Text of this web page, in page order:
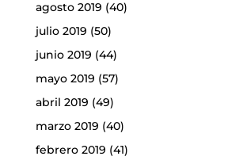
agosto 2019 (40)
julio 2019 (50)
junio 2019 (44)
mayo 2019 (57)
abril 2019 (49)
marzo 2019 (40)
febrero 2019 (41)